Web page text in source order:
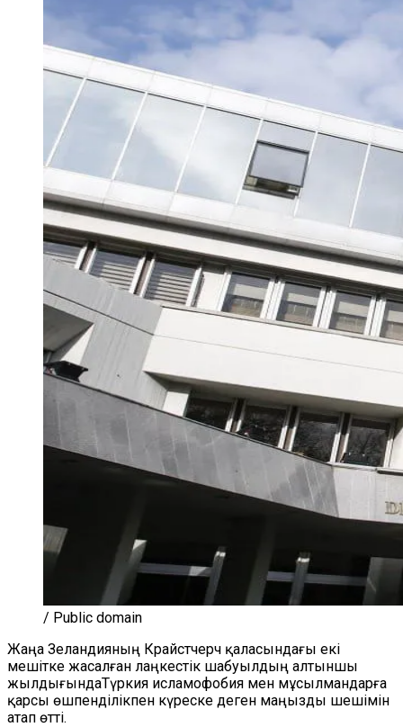
/ Public domain
Жаңа Зеландияның Крайстчерч қаласындағы екі
мешітке жасалған лаңкестік шабуылдың алтыншы
жылдығындаТүркия исламофобия мен мұсылмандарға
қарсы өшпенділікпен күреске деген маңызды шешімін
атап өтті.